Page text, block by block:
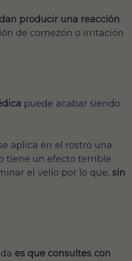
producir una reacción
de comezón o irritación
puede acabar siendo
aplica en el rostro una
tiene un efecto terrible
el vello por lo que, sin
es que consultes con